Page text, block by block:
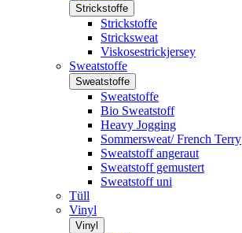
Strickstoffe
Strickstoffe
Stricksweat
Viskosestrickjersey
Sweatstoffe
Sweatstoffe
Sweatstoffe
Bio Sweatstoff
Heavy Jogging
Sommersweat/ French Terry
Sweatstoff angeraut
Sweatstoff gemustert
Sweatstoff uni
Tüll
Vinyl
Vinyl